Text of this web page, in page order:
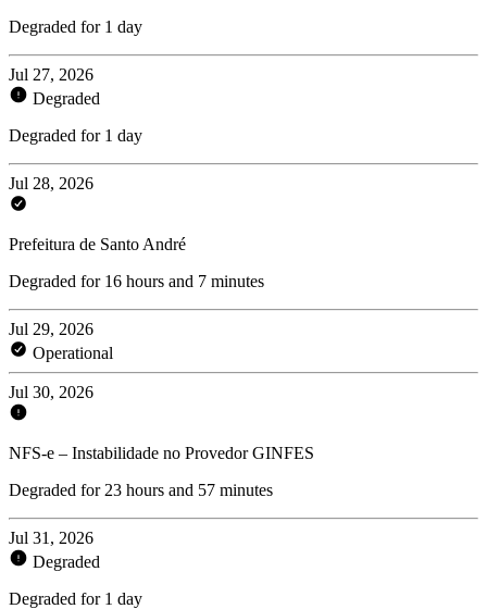
Degraded for 1 day
Jul 27, 2026
Degraded
Degraded for 1 day
Jul 28, 2026
Prefeitura de Santo André
Degraded for 16 hours and 7 minutes
Jul 29, 2026
Operational
Jul 30, 2026
NFS-e – Instabilidade no Provedor GINFES
Degraded for 23 hours and 57 minutes
Jul 31, 2026
Degraded
Degraded for 1 day